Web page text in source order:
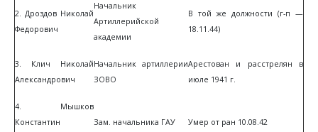
2. Дроздов Николай
Федорович
Начальник
Артиллерийской
академии
В той же должности (г-п —
18.11.44)
3. Клич Николай
Александрович
Начальник артиллерии
ЗОВО
Арестован и расстрелян в
июле 1941 г.
4. Мышков
Константин
Зам. начальника ГАУ Умер от ран 10.08.42